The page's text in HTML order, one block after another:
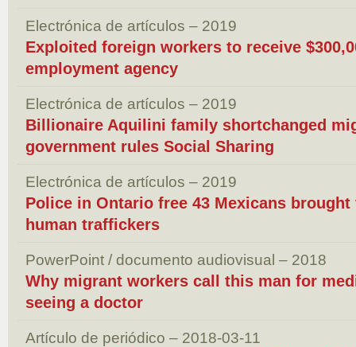
Electrónica de artículos – 2019
Exploited foreign workers to receive
employment agency
Electrónica de artículos – 2019
Billionaire Aquilini family shortchanged
government rules Social Sharing
Electrónica de artículos – 2019
Police in Ontario free 43 Mexicans brought
human traffickers
PowerPoint / documento audiovisual – 2018
Why migrant workers call this man for
seeing a doctor
Artículo de periódico – 2018-03-11